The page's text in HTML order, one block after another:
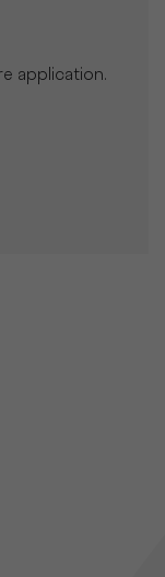
application.